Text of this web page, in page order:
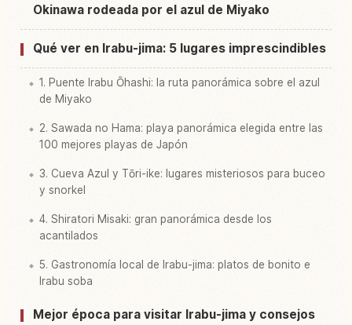
Okinawa rodeada por el azul de Miyako
Qué ver en Irabu-jima: 5 lugares imprescindibles
1. Puente Irabu Ōhashi: la ruta panorámica sobre el azul
de Miyako
2. Sawada no Hama: playa panorámica elegida entre las
100 mejores playas de Japón
3. Cueva Azul y Tōri-ike: lugares misteriosos para buceo
y snorkel
4. Shiratori Misaki: gran panorámica desde los
acantilados
5. Gastronomía local de Irabu-jima: platos de bonito e
Irabu soba
Mejor época para visitar Irabu-jima y consejos